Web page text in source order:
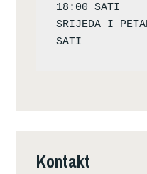
18:00 SATI
SRIJEDA I
Kontakt